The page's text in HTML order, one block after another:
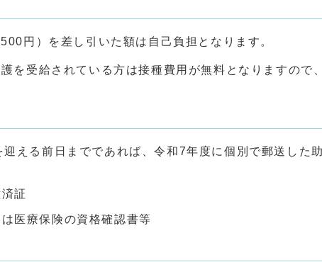
円）を差し引いた額は自己負担となります。
を受給されている方は接種費用が無料となりますので
える前日までであれば、令和7年度に個別で郵送した
証
医療保険の資格確認書等